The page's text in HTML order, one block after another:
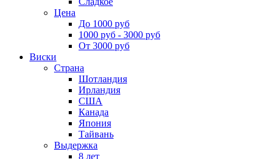
Цена
До 1000 руб
1000 руб - 3000 руб
От 3000 руб
Виски
Страна
Шотландия
Ирландия
США
Канада
Япония
Тайвань
Выдержка
8 лет